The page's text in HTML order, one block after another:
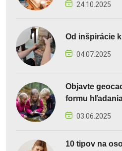
24.10.2025
Od inšpirácie
04.07.2025
Objavte
formu
03.06.2025
10 tipov na